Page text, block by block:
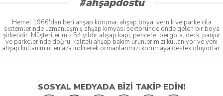
Hemel 1966'dan beri ahşap koruma, ahşap boya, vernik ve parke cila
sistemlerinde uzmanlaşmış ahşap kimyası sektöründe önde gelen bir boya
şirketidir. Müşterilerimiz 54 yıldır ahşap kapı, pencere, pergola, deck, panjur
ve parkelerinde doğru, kaliteli ahşap bakım ürünlerimizi kullanıyor ve yeni
ahşap kullanımını en aza indirerek ormanlarımızı korumaya destek oluyorlar.
SOSYAL MEDYADA BİZİ TAKİP EDİN!